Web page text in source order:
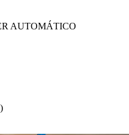
AUTOMÁTICO